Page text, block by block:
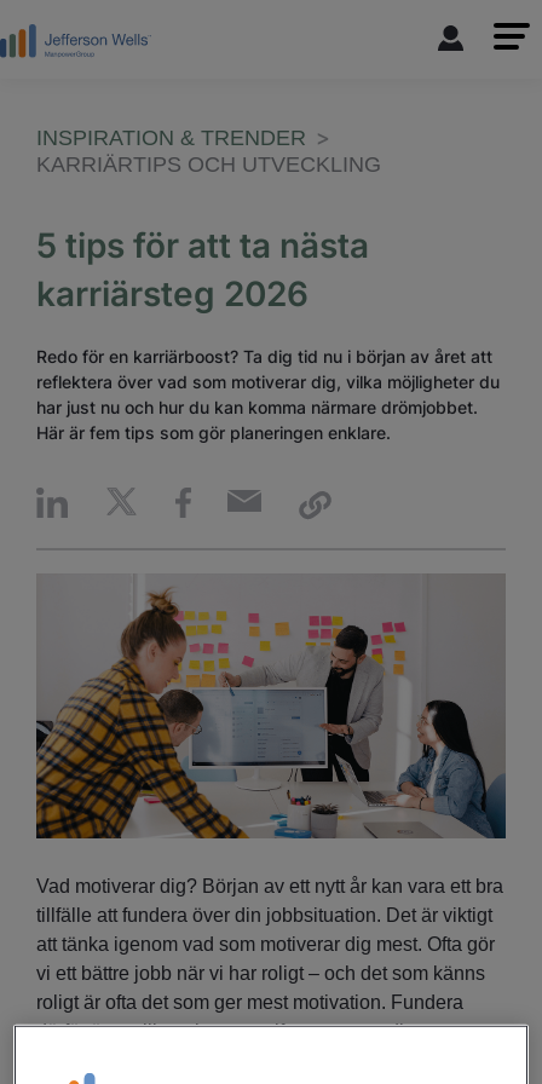
INSPIRATION & TRENDER
KARRIÄRTIPS OCH UTVECKLING
5 tips för att ta nästa
karriärsteg 2026
Redo för en karriärboost? Ta dig tid nu i början av året att
reflektera över vad som motiverar dig, vilka möjligheter du
har just nu och hur du kan komma närmare drömjobbet.
Här är fem tips som gör planeringen enklare.
Vad motiverar dig? Början av ett nytt år kan vara ett bra
tillfälle att fundera över din jobbsituation. Det är viktigt
att tänka igenom vad som motiverar dig mest. Ofta gör
vi ett bättre jobb när vi har roligt – och det som känns
roligt är ofta det som ger mest motivation. Fundera
därför över vilka arbetsuppgifter som gav dig mest